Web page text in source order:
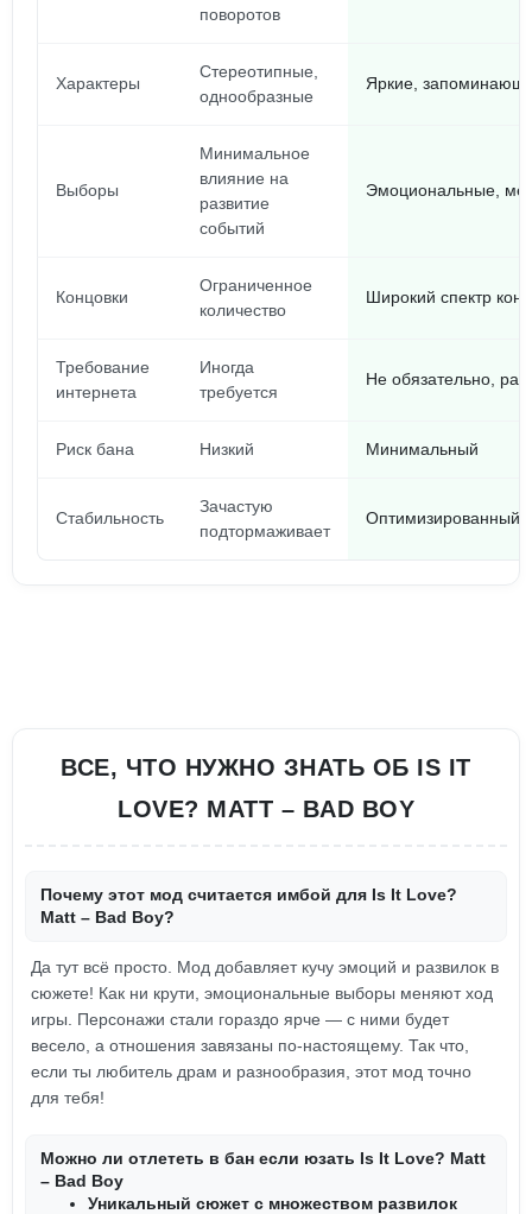
поворотов
Характеры
Стереотипные,
однообразные
Яркие,
Выборы
Минимальное
влияние на
развитие
событий
Эмоциональные,
Концовки
Ограниченное
количество
Широкий спектр
Требование
интернета
Иногда
требуется
Не обязательно,
Риск бана Низкий Минимальный
Стабильность
Зачастую
подтормаживает
Оптимизированный
ВСЕ, ЧТО НУЖНО ЗНАТЬ ОБ IS IT
LOVE? MATT – BAD BOY
Почему этот мод считается имбой для Is It Love?
Matt – Bad Boy?
Да тут всё просто. Мод добавляет кучу эмоций и развилок в
сюжете! Как ни крути, эмоциональные выборы меняют ход
игры. Персонажи стали гораздо ярче — с ними будет
весело, а отношения завязаны по-настоящему. Так что,
если ты любитель драм и разнообразия, этот мод точно
для тебя!
Можно ли отлететь в бан если юзать Is It Love? Matt
– Bad Boy
Уникальный сюжет с множеством развилок